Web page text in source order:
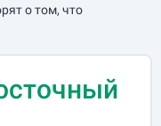
о том, что